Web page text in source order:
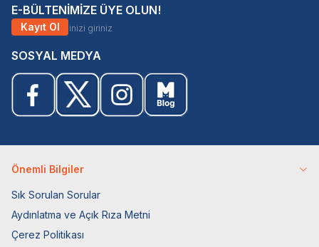
E-BÜLTENİMİZE ÜYE OLUN!
Kayıt Ol
SOSYAL MEDYA
Önemli Bilgiler
Sık Sorulan Sorular
Aydınlatma ve Açık Rıza Metni
Çerez Politikası